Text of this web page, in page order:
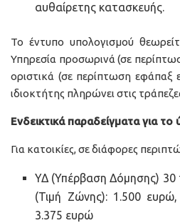
αυθαίρετης κατασκευής.
Το έντυπο υπολογισμού
Υπηρεσία προσωρινά (σε
οριστικά (σε περίπτωση εφάπαξ
ιδιοκτήτης πληρώνει στις
Ενδεικτικά παραδείγματα για
Για κατοικίες, σε διάφορες
ΥΔ (Υπέρβαση Δόμησης)
(Τιμή Ζώνης): 1.500 ευρώ,
3.375 ευρώ